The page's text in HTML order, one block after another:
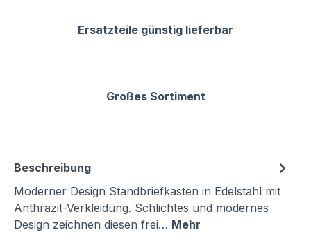
Ersatzteile günstig lieferbar
Großes Sortiment
Beschreibung
Moderner Design Standbriefkasten in Edelstahl mit
Anthrazit-Verkleidung. Schlichtes und modernes
Design zeichnen diesen frei… Mehr